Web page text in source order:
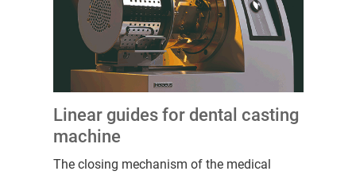
Linear guides for dental casting
machine
The closing mechanism of the medical